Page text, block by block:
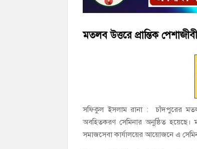
মতলব উত্তরে প্রান্তিক
সফিকুল ইসলাম রানা : চাঁদপুরের মতলব
অবহিতকরণ সেমিনার অনুষ্ঠিত
সমাজসেবা কার্যালয়ের আয়োজনে এ